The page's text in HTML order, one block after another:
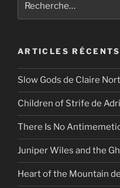
pour
ARTICLES RÉCENTS
Slow Gods de Claire
Children of Strife de
There Is No
Juniper Wiles and the
Heart of the Mountain